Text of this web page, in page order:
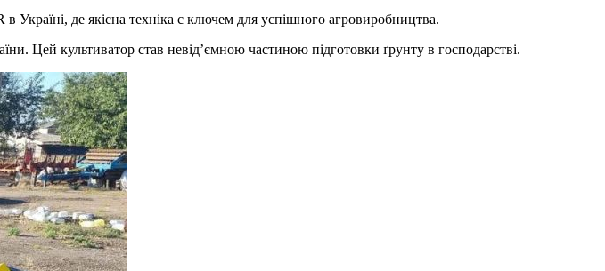
де якісна техніка є ключем для успішного агровиробництва.
Цей культиватор став невід’ємною частиною підготовки ґрунту в господарстві.